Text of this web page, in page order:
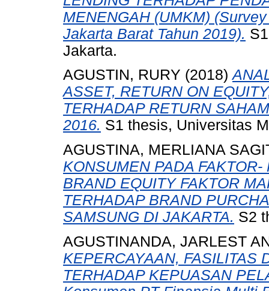
MENENGAH (UMKM)
Jakarta Barat Tahun 2019).
Jakarta.
AGUSTIN, RURY (2018)
ASSET, RETURN ON
TERHADAP RETURN
2016. S1 thesis, Universitas
AGUSTINA, MERLIANA
KONSUMEN PADA
BRAND EQUITY FAKTOR
TERHADAP BRAND
SAMSUNG DI JAKARTA. S2
AGUSTINANDA, JARLEST
KEPERCAYAAN, FASILITAS
TERHADAP KEPUASAN